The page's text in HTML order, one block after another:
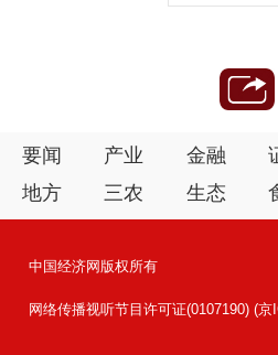
要闻 产业 金融
地方
三农 生态
中国经济网版权所有
网络传播视听节目许可证(0107190) (京